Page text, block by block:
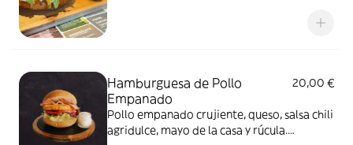
Hamburguesa de Pollo
Empanado
20,00 €
Pollo empanado crujiente, queso, salsa chili
agridulce, mayo de la casa y rúcula.